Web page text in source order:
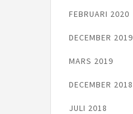
FEBRUARI 2020
DECEMBER 2019
MARS 2019
DECEMBER 2018
JULI 2018